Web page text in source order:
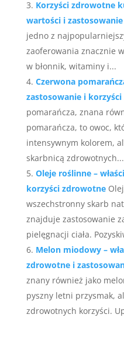
Korzyści zdrowotne
wartości i zastosowanie
jedno z
zaoferowania znacznie
w błonnik, witaminy i...
Czerwona
zastosowanie i
pomarańcza, znana
pomarańcza, to owoc,
intensywnym kolorem,
skarbnicą zdrowotnych...
Oleje roślinne –
korzyści zdrowotne
wszechstronny skarb
znajduje zastosowanie
pielęgnacji ciała.
Melon miodowy –
zdrowotne i
znany również jako
pyszny letni przysmak,
zdrowotnych korzyści.